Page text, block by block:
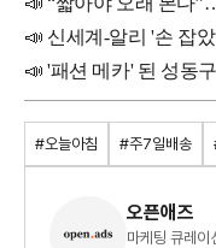
📣 신세계-알리 '손 잡
📣'패션 메카' 된 성동구
#오늘아침 #주7일배송
오픈애즈
마케팅 큐레이